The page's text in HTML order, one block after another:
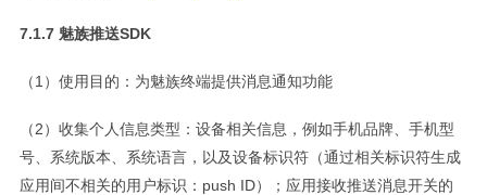
7.1.7 魅族推送SDK
（1）使用目的：为魅族终端提供消息通知功能
（2）收集个人信息类型：设备相关信息，例如手机品牌、手机型
号、系统版本、系统语言，以及设备标识符（通过相关标识符生成
应用间不相关的用户标识：push ID）；应用接收推送消息开关的